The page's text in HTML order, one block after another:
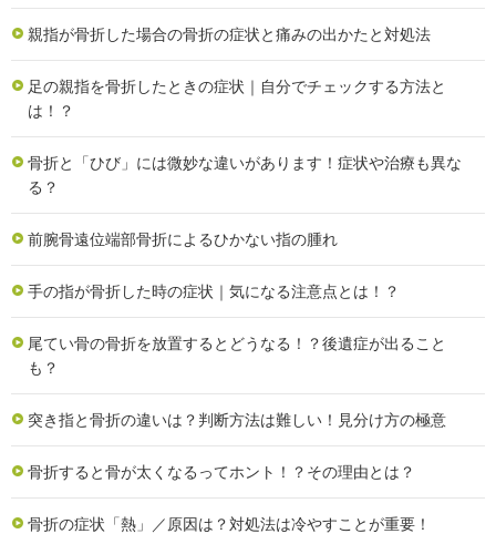
親指が骨折した場合の骨折の症状と痛みの出かたと対処法
足の親指を骨折したときの症状｜自分でチェックする方法と
は！？
骨折と「ひび」には微妙な違いがあります！症状や治療も異な
る？
前腕骨遠位端部骨折によるひかない指の腫れ
手の指が骨折した時の症状｜気になる注意点とは！？
尾てい骨の骨折を放置するとどうなる！？後遺症が出ること
も？
突き指と骨折の違いは？判断方法は難しい！見分け方の極意
骨折すると骨が太くなるってホント！？その理由とは？
骨折の症状「熱」／原因は？対処法は冷やすことが重要！